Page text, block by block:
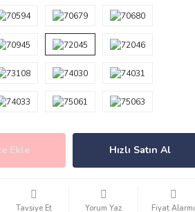
Ekle Hızlı Satın Al
Tavsiye Et Yorum Yaz Fiyat Alarmı